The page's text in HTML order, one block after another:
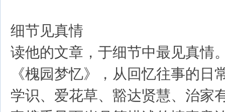
细节见真情
读他的文章，于细节中最见真情
《槐园梦忆》，从回忆往事的日
学识、爱花草、豁达贤慧、治家